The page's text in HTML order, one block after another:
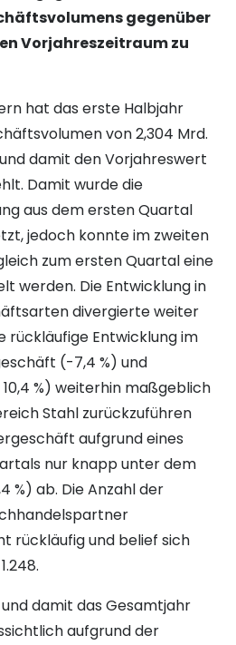
gegenüber
Vorjahreszeitraum zu
hat das erste Halbjahr
von 2,304 Mrd.
damit den Vorjahreswert
Damit wurde die
aus dem ersten Quartal
jedoch konnte im zweiten
zum ersten Quartal eine
werden. Die Entwicklung in
divergierte weiter
rückläufige Entwicklung im
(-7,4 %) und
%) weiterhin maßgeblich
Stahl zurückzuführen
aufgrund eines
nur knapp unter dem
%) ab. Die Anzahl der
rückläufig und belief sich
damit das Gesamtjahr
aufgrund der